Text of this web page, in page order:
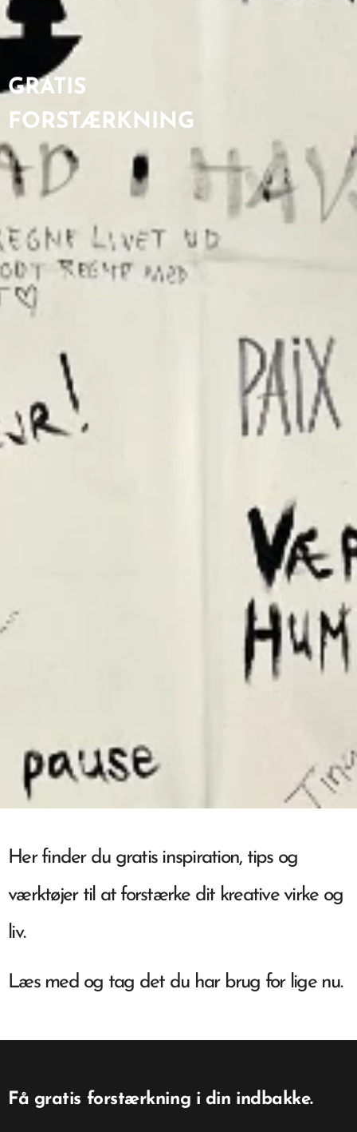
GRATIS
FORSTÆRKNING
Her finder du gratis inspiration, tips og
værktøjer til at forstærke dit kreative virke og
liv.
Læs med og tag det du har brug for lige nu.
Få gratis forstærkning i din indbakke.